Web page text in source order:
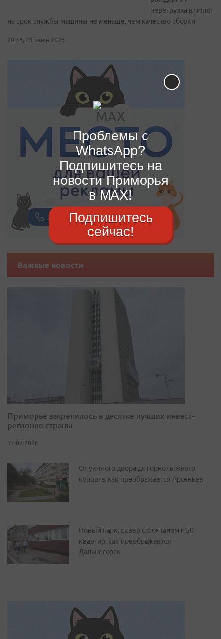
перегрузка влияют
на срок службы машины не меньше, чем качество сборки
20:34, 29 июля 2026
Важные новости
Приморье закрепилось в десятке лучших инвест-
регионов страны
17.07.2026
От уютного двора до горнолыжного
курорта: как преображается Арсеньев
Новый парк, сквер с фонтаном и 50
квартир: как преображается
Дальнегорск
Проблемы с
WhatsApp?
Подпишитесь на
новости Приморья
в MAX!
Подпишитесь
сейчас!